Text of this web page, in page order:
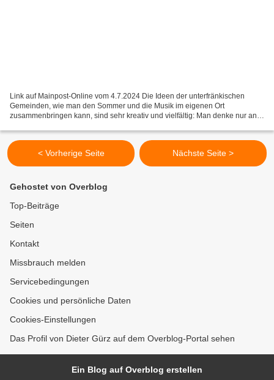
Link auf Mainpost-Online vom 4.7.2024 Die Ideen der unterfränkischen
Gemeinden, wie man den Sommer und die Musik im eigenen Ort
zusammenbringen kann, sind sehr kreativ und vielfältig: Man denke nur an
< Vorherige Seite Nächste Seite >
Gehostet von Overblog
Top-Beiträge
Seiten
Kontakt
Missbrauch melden
Servicebedingungen
Cookies und persönliche Daten
Cookies-Einstellungen
Das Profil von Dieter Gürz auf dem Overblog-Portal sehen
Ein Blog auf Overblog erstellen